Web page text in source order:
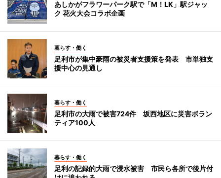
あしかがフラワーパーク駅で「M！LK」駅ジャッ
ク 花火大会コラボ企画
暮らす・働く
足利市が集中豪雨の被災者支援策を発表 市単独支
援中心の見通し
暮らす・働く
足利市の大雨で被害724件 坂西地区に災害ボラン
ティア100人
暮らす・働く
足利の記録的大雨で浸水被害 市民ら各所で後片付